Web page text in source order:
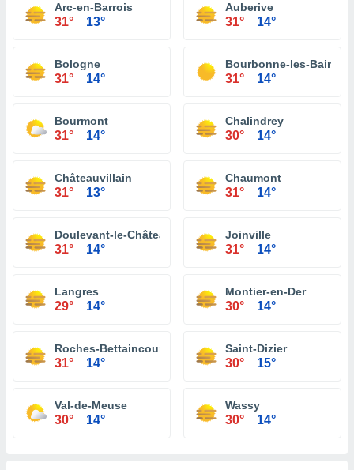
Arc-en-Barrois
31° 13°
Auberive
31° 14°
Bologne
31° 14°
Bourbonne-les-Bains
31° 14°
Bourmont
31° 14°
Chalindrey
30° 14°
Châteauvillain
31° 13°
Chaumont
31° 14°
Doulevant-le-Château
31° 14°
Joinville
31° 14°
Langres
29° 14°
Montier-en-Der
30° 14°
Roches-Bettaincourt
31° 14°
Saint-Dizier
30° 15°
Val-de-Meuse
30° 14°
Wassy
30° 14°